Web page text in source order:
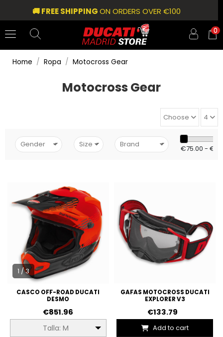
🚚 FREE SHIPPINGON ORDERS OVER €100
0
Home Ropa Motocross Gear
Motocross Gear
Choose 4
€75.00 -
1 / 3
CASCO OFF-ROAD DUCATI
DESMO
€851.96
Talla: M
GAFAS MOTOCROSS DUCATI
EXPLORER V3
€133.79
Add to cart